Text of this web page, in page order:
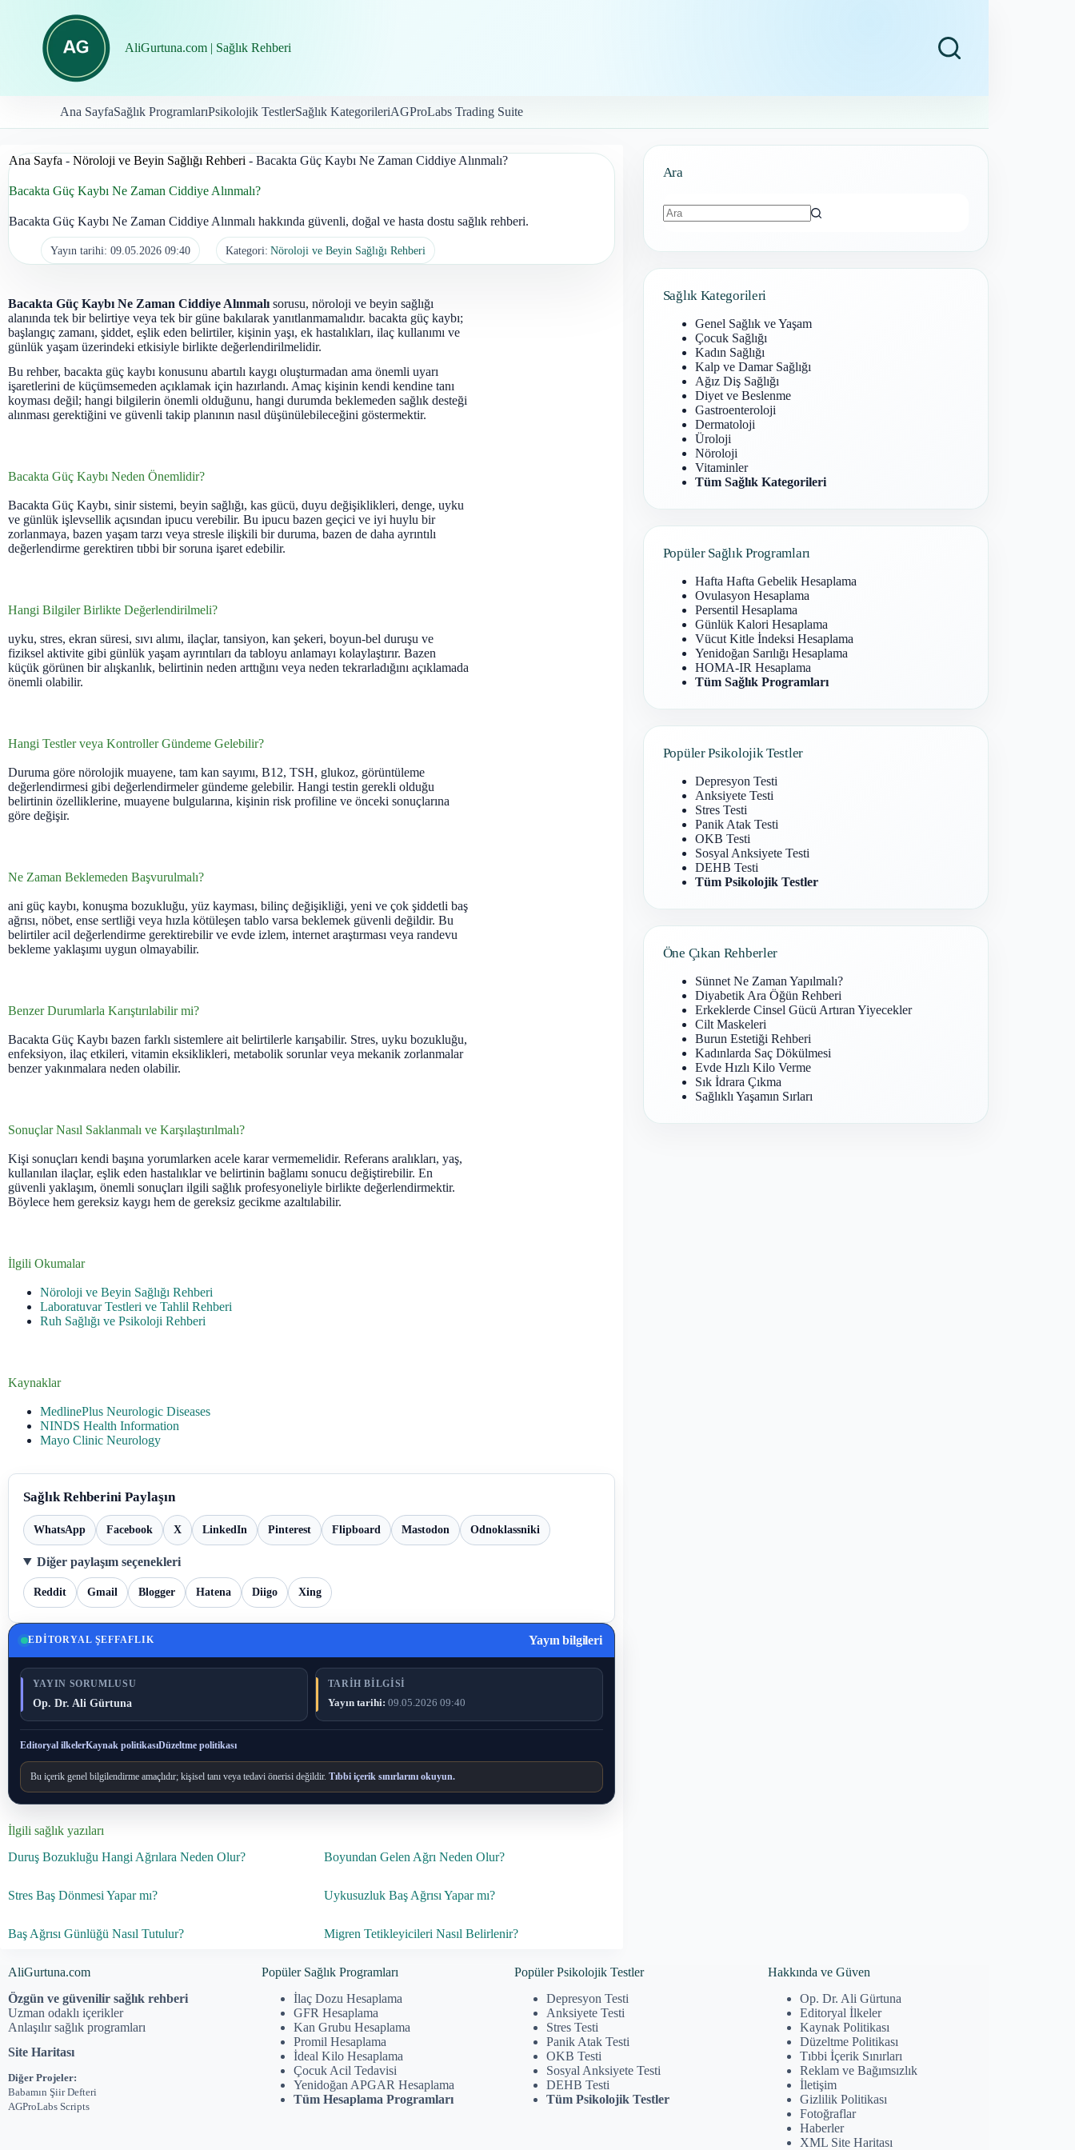
AliGurtuna.com | Sağlık Rehberi
Ana SayfaSağlık ProgramlarıPsikolojik TestlerSağlık KategorileriAGProLabs Trading Suite
Ana Sayfa - Nöroloji ve Beyin Sağlığı Rehberi - Bacakta Güç Kaybı Ne Zaman Ciddiye Alınmalı?
Bacakta Güç Kaybı Ne Zaman Ciddiye Alınmalı?
Bacakta Güç Kaybı Ne Zaman Ciddiye Alınmalı hakkında güvenli, doğal ve hasta dostu sağlık rehberi.
Yayın tarihi: 09.05.2026 09:40 Kategori: Nöroloji ve Beyin Sağlığı Rehberi
Bacakta Güç Kaybı Ne Zaman Ciddiye Alınmalı sorusu, nöroloji ve beyin sağlığı
alanında tek bir belirtiye veya tek bir güne bakılarak yanıtlanmamalıdır. bacakta güç kaybı;
başlangıç zamanı, şiddet, eşlik eden belirtiler, kişinin yaşı, ek hastalıkları, ilaç kullanımı ve
günlük yaşam üzerindeki etkisiyle birlikte değerlendirilmelidir.
Bu rehber, bacakta güç kaybı konusunu abartılı kaygı oluşturmadan ama önemli uyarı
işaretlerini de küçümsemeden açıklamak için hazırlandı. Amaç kişinin kendi kendine tanı
koyması değil; hangi bilgilerin önemli olduğunu, hangi durumda beklemeden sağlık desteği
alınması gerektiğini ve güvenli takip planının nasıl düşünülebileceğini göstermektir.
Bacakta Güç Kaybı Neden Önemlidir?
Bacakta Güç Kaybı, sinir sistemi, beyin sağlığı, kas gücü, duyu değişiklikleri, denge, uyku
ve günlük işlevsellik açısından ipucu verebilir. Bu ipucu bazen geçici ve iyi huylu bir
zorlanmaya, bazen yaşam tarzı veya stresle ilişkili bir duruma, bazen de daha ayrıntılı
değerlendirme gerektiren tıbbi bir soruna işaret edebilir.
Hangi Bilgiler Birlikte Değerlendirilmeli?
uyku, stres, ekran süresi, sıvı alımı, ilaçlar, tansiyon, kan şekeri, boyun-bel duruşu ve
fiziksel aktivite gibi günlük yaşam ayrıntıları da tabloyu anlamayı kolaylaştırır. Bazen
küçük görünen bir alışkanlık, belirtinin neden arttığını veya neden tekrarladığını açıklamada
önemli olabilir.
Hangi Testler veya Kontroller Gündeme Gelebilir?
Duruma göre nörolojik muayene, tam kan sayımı, B12, TSH, glukoz, görüntüleme
değerlendirmesi gibi değerlendirmeler gündeme gelebilir. Hangi testin gerekli olduğu
belirtinin özelliklerine, muayene bulgularına, kişinin risk profiline ve önceki sonuçlarına
göre değişir.
Ne Zaman Beklemeden Başvurulmalı?
ani güç kaybı, konuşma bozukluğu, yüz kayması, bilinç değişikliği, yeni ve çok şiddetli baş
ağrısı, nöbet, ense sertliği veya hızla kötüleşen tablo varsa beklemek güvenli değildir. Bu
belirtiler acil değerlendirme gerektirebilir ve evde izlem, internet araştırması veya randevu
bekleme yaklaşımı uygun olmayabilir.
Benzer Durumlarla Karıştırılabilir mi?
Bacakta Güç Kaybı bazen farklı sistemlere ait belirtilerle karışabilir. Stres, uyku bozukluğu,
enfeksiyon, ilaç etkileri, vitamin eksiklikleri, metabolik sorunlar veya mekanik zorlanmalar
benzer yakınmalara neden olabilir.
Sonuçlar Nasıl Saklanmalı ve Karşılaştırılmalı?
Kişi sonuçları kendi başına yorumlarken acele karar vermemelidir. Referans aralıkları, yaş,
kullanılan ilaçlar, eşlik eden hastalıklar ve belirtinin bağlamı sonucu değiştirebilir. En
güvenli yaklaşım, önemli sonuçları ilgili sağlık profesyoneliyle birlikte değerlendirmektir.
Böylece hem gereksiz kaygı hem de gereksiz gecikme azaltılabilir.
İlgili Okumalar
Nöroloji ve Beyin Sağlığı Rehberi
Laboratuvar Testleri ve Tahlil Rehberi
Ruh Sağlığı ve Psikoloji Rehberi
Kaynaklar
MedlinePlus Neurologic Diseases
NINDS Health Information
Mayo Clinic Neurology
Sağlık Rehberini Paylaşın
WhatsApp Facebook X LinkedIn Pinterest Flipboard Mastodon Odnoklassniki
Diğer paylaşım seçenekleri
Reddit Gmail Blogger Hatena Diigo Xing
EDITORYAL ŞEFFAFLIK Yayın bilgileri
YAYIN SORUMLUSU
Op. Dr. Ali Gürtuna
TARIH BILGISI
Yayın tarihi: 09.05.2026 09:40
Editoryal ilkelerKaynak politikasıDüzeltme politikası
Bu içerik genel bilgilendirme amaçlıdır; kişisel tanı veya tedavi önerisi değildir. Tıbbi içerik sınırlarını okuyun.
İlgili sağlık yazıları
Duruş Bozukluğu Hangi Ağrılara Neden Olur?
Boyundan Gelen Ağrı Neden Olur?
Stres Baş Dönmesi Yapar mı? Uykusuzluk Baş Ağrısı Yapar mı?
Baş Ağrısı Günlüğü Nasıl Tutulur? Migren Tetikleyicileri Nasıl Belirlenir?
Ara
bulunamadı
Sağlık Kategorileri
Genel Sağlık ve Yaşam
Çocuk Sağlığı
Kadın Sağlığı
Kalp ve Damar Sağlığı
Ağız Diş Sağlığı
Diyet ve Beslenme
Gastroenteroloji
Dermatoloji
Üroloji
Nöroloji
Vitaminler
Tüm Sağlık Kategorileri
Popüler Sağlık Programları
Hafta Hafta Gebelik Hesaplama
Ovulasyon Hesaplama
Persentil Hesaplama
Günlük Kalori Hesaplama
Vücut Kitle İndeksi Hesaplama
Yenidoğan Sarılığı Hesaplama
HOMA-IR Hesaplama
Tüm Sağlık Programları
Popüler Psikolojik Testler
Depresyon Testi
Anksiyete Testi
Stres Testi
Panik Atak Testi
OKB Testi
Sosyal Anksiyete Testi
DEHB Testi
Tüm Psikolojik Testler
Öne Çıkan Rehberler
Sünnet Ne Zaman Yapılmalı?
Diyabetik Ara Öğün Rehberi
Erkeklerde Cinsel Gücü Artıran Yiyecekler
Cilt Maskeleri
Burun Estetiği Rehberi
Kadınlarda Saç Dökülmesi
Evde Hızlı Kilo Verme
Sık İdrara Çıkma
Sağlıklı Yaşamın Sırları
AliGurtuna.com
Özgün ve güvenilir sağlık rehberi
Uzman odaklı içerikler
Anlaşılır sağlık programları
Site Haritası
Diğer Projeler:
Babamın Şiir Defteri
AGProLabs Scripts
Popüler Sağlık Programları
İlaç Dozu Hesaplama
GFR Hesaplama
Kan Grubu Hesaplama
Promil Hesaplama
İdeal Kilo Hesaplama
Çocuk Acil Tedavisi
Yenidoğan APGAR Hesaplama
Tüm Hesaplama Programları
Popüler Psikolojik Testler
Depresyon Testi
Anksiyete Testi
Stres Testi
Panik Atak Testi
OKB Testi
Sosyal Anksiyete Testi
DEHB Testi
Tüm Psikolojik Testler
Hakkında ve Güven
Op. Dr. Ali Gürtuna
Editoryal İlkeler
Kaynak Politikası
Düzeltme Politikası
Tıbbi İçerik Sınırları
Reklam ve Bağımsızlık
İletişim
Gizlilik Politikası
Fotoğraflar
Haberler
XML Site Haritası